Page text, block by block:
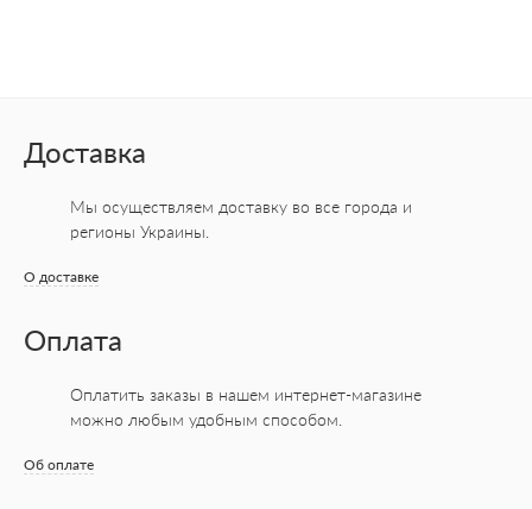
Доставка
Мы осуществляем доставку во все города и
регионы Украины.
О доставке
Оплата
Оплатить заказы в нашем интернет-магазине
можно любым удобным способом.
Об оплате